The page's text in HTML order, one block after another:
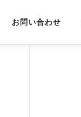
お問い合わせ